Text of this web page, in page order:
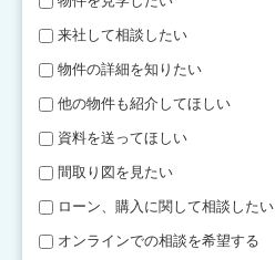
来社して相談したい
物件の詳細を知りたい
他の物件も紹介してほしい
資料を送ってほしい
間取り図を見たい
ローン、購入に関して相談したい
オンラインでの相談を希望する